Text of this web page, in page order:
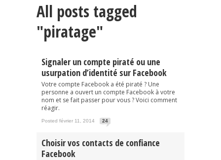
All posts tagged
"piratage"
Signaler un compte piraté ou une
usurpation d’identité sur Facebook
Votre compte Facebook a été piraté ? Une
personne a ouvert un compte Facebook à votre
nom et se fait passer pour vous ? Voici comment
réagir.
Posted février 11, 2014 24
Choisir vos contacts de confiance
Facebook